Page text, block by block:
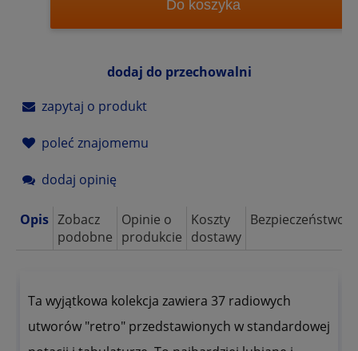
Do koszyka
dodaj do przechowalni
zapytaj o produkt
poleć znajomemu
dodaj opinię
Opis Zobacz
podobne
Opinie o
produkcie
Koszty
dostawy
Bezpieczeństwo
Ta wyjątkowa kolekcja zawiera 37 radiowych
utworów "retro" przedstawionych w standardowej